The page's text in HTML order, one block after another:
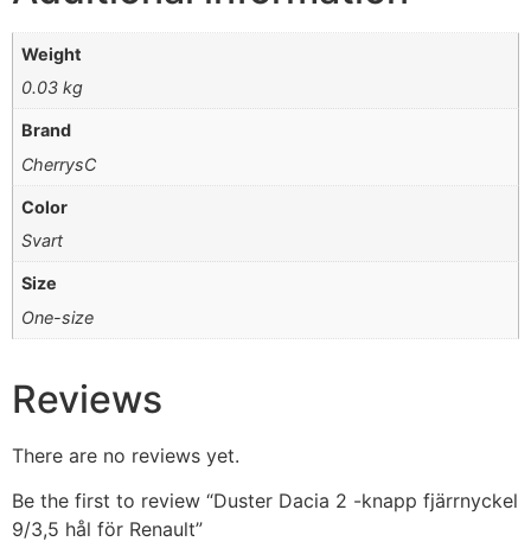
Weight
0.03 kg
Brand
CherrysC
Color
Svart
Size
One-size
Reviews
There are no reviews yet.
Be the first to review “Duster Dacia 2 -knapp fjärrnyckel
9/3,5 hål för Renault”